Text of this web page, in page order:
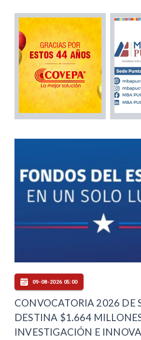
09-08-2026 05:00
CONVOCATORIA 2026 DE
DESTINA $1.664
INVESTIGACIÓN E